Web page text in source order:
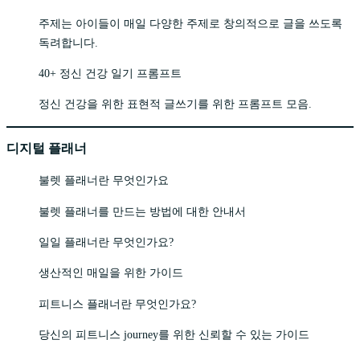
주제는 아이들이 매일 다양한 주제로 창의적으로 글을 쓰도록
독려합니다.
40+ 정신 건강 일기 프롬프트
정신 건강을 위한 표현적 글쓰기를 위한 프롬프트 모음.
디지털 플래너
불렛 플래너란 무엇인가요
불렛 플래너를 만드는 방법에 대한 안내서
일일 플래너란 무엇인가요?
생산적인 매일을 위한 가이드
피트니스 플래너란 무엇인가요?
당신의 피트니스 journey를 위한 신뢰할 수 있는 가이드